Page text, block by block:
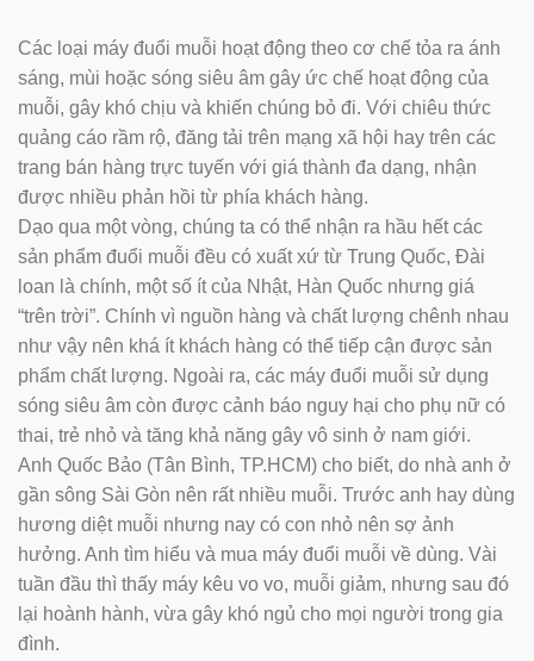
Các loại máy đuổi muỗi hoạt động theo cơ chế tỏa ra ánh
sáng, mùi hoặc sóng siêu âm gây ức chế hoạt động của
muỗi, gây khó chịu và khiến chúng bỏ đi. Với chiêu thức
quảng cáo rầm rộ, đăng tải trên mạng xã hội hay trên các
trang bán hàng trực tuyến với giá thành đa dạng, nhận
được nhiều phản hồi từ phía khách hàng.
Dạo qua một vòng, chúng ta có thể nhận ra hầu hết các
sản phẩm đuổi muỗi đều có xuất xứ từ Trung Quốc, Đài
loan là chính, một số ít của Nhật, Hàn Quốc nhưng giá
“trên trời”. Chính vì nguồn hàng và chất lượng chênh nhau
như vậy nên khá ít khách hàng có thể tiếp cận được sản
phẩm chất lượng. Ngoài ra, các máy đuổi muỗi sử dụng
sóng siêu âm còn được cảnh báo nguy hại cho phụ nữ có
thai, trẻ nhỏ và tăng khả năng gây vô sinh ở nam giới.
Anh Quốc Bảo (Tân Bình, TP.HCM) cho biết, do nhà anh ở
gần sông Sài Gòn nên rất nhiều muỗi. Trước anh hay dùng
hương diệt muỗi nhưng nay có con nhỏ nên sợ ảnh
hưởng. Anh tìm hiểu và mua máy đuổi muỗi về dùng. Vài
tuần đầu thì thấy máy kêu vo vo, muỗi giảm, nhưng sau đó
lại hoành hành, vừa gây khó ngủ cho mọi người trong gia
đình.